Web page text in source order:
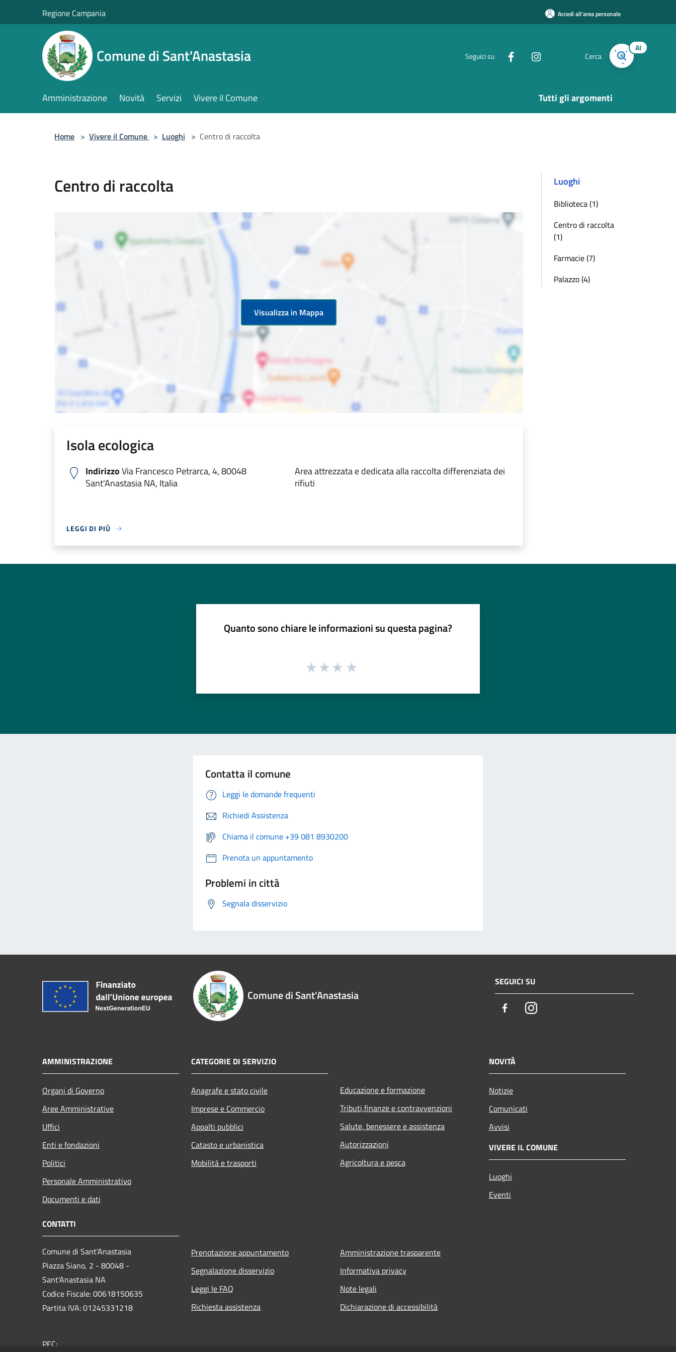
Regione Campania Accedi all'area personale
Comune di Sant'Anastasia Seguici su Cerca
AI
Amministrazione Novità Servizi Vivere il Comune Tutti gli argomenti
Home > Vivere il Comune > Luoghi > Centro di raccolta
Centro di raccolta
Visualizza in Mappa
Isola ecologica
IndirizzoVia Francesco Petrarca, 4, 80048
Sant'Anastasia NA, Italia
Area attrezzata e dedicata alla raccolta differenziata dei
rifiuti
LEGGI DI PIÙ
Luoghi
Biblioteca (1)
Centro di raccolta
(1)
Farmacie (7)
Palazzo (4)
Quanto sono chiare le informazioni su questa pagina?
Contatta il comune
Leggi le domande frequenti
Richiedi Assistenza
Chiama il comune +39 081 8930200
Prenota un appuntamento
Problemi in città
Segnala disservizio
Comune di Sant'Anastasia
SEGUICI SU
FacebookInstagram
AMMINISTRAZIONE
Organi di Governo
Aree Amministrative
Uffici
Enti e fondazioni
Politici
Personale Amministrativo
Documenti e dati
CATEGORIE DI SERVIZIO
Anagrafe e stato civile
Imprese e Commercio
Appalti pubblici
Catasto e urbanistica
Mobilità e trasporti
Educazione e formazione
Tributi,finanze e contravvenzioni
Salute, benessere e assistenza
Autorizzazioni
Agricoltura e pesca
NOVITÀ
Notizie
Comunicati
Avvisi
VIVERE IL COMUNE
Luoghi
Eventi
CONTATTI
Comune di Sant'Anastasia
Piazza Siano, 2 - 80048 -
Sant'Anastasia NA
Codice Fiscale: 00618150635
Partita IVA: 01245331218
PEC:
Prenotazione appuntamento
Segnalazione disservizio
Leggi le FAQ
Richiesta assistenza
Amministrazione trasparente
Informativa privacy
Note legali
Dichiarazione di accessibilità